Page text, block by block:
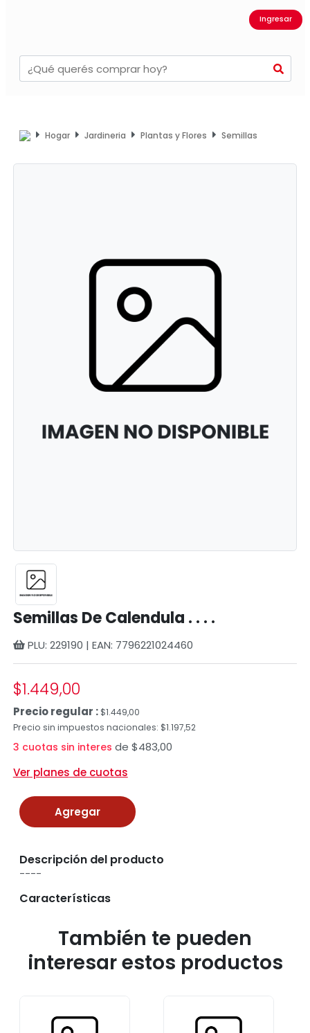
Ingresar
Hogar Jardineria Plantas y Flores Semillas
Semillas De Calendula . . . .
PLU: 229190 | EAN: 7796221024460
$1.449,00
Precio regular :$1.449,00
Precio sin impuestos nacionales: $1.197,52
3 cuotas sin interes de $483,00
Ver planes de cuotas
Agregar
Descripción del producto
----
Características
También te pueden
interesar estos productos